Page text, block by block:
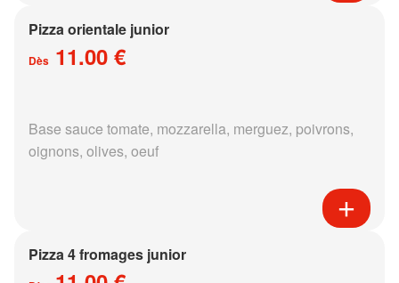
Pizza orientale junior
Dès 11.00 €
Base sauce tomate, mozzarella, merguez, poivrons,
oignons, olives, oeuf
Pizza 4 fromages junior